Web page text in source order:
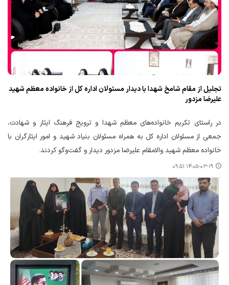
تجلیل از مقام شامخ شهدا با دیدار مسئولان اداره کل از خانواده معظم شهید
علیرضا مزدور
در راستای تکریم خانواده‌های معظم شهدا و ترویج فرهنگ ایثار و شهادت،
جمعی از مسئولان اداره کل به همراه مسئولان بنیاد شهید و امور ایثارگران با
خانواده معظم شهید والامقام علیرضا مزدور دیدار و گفت‌وگو کردند.
۱۴۰۵-۰۳-۱۹ ۰۹:۵۱